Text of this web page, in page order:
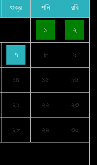
শুক্র শনি রবি
১ ২
৭ ৮ ৯
১৪ ১৫ ১৬
২১ ২২ ২৩
২৮ ২৯ ৩০